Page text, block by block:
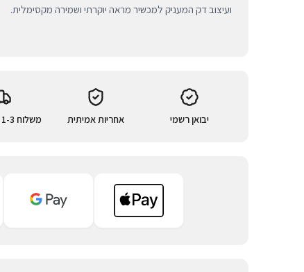
ועיצוב דק המעניק למכשיר מראה יוקרתי ושמירה מקסימלית.
יבואן רשמי אחריות אמיתית משלוח 1-3 ימי עסקים